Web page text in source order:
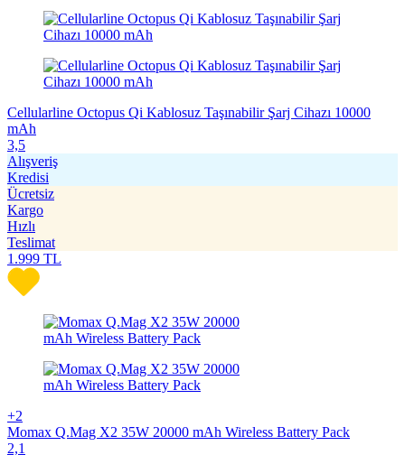
Cellularline Octopus Qi Kablosuz Taşınabilir Şarj Cihazı 10000
mAh
3,5
Alışveriş
Kredisi
Ücretsiz
Kargo
Hızlı
Teslimat
1.999 TL
+2
Momax Q.Mag X2 35W 20000 mAh Wireless Battery Pack
2,1